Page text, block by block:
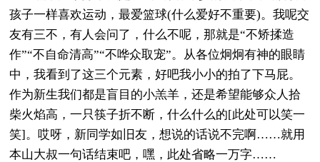
孩子一样喜欢运动，最爱篮球(什么爱好不重要)。我呢交
友有三不，有人会问了，什么不呢，那就是“不矫揉造
作”“不自命清高”“不哗众取宠”。从各位炯炯有神的眼睛
中，我看到了这三个元素，好吧我小小的拍了下马屁。
作为新生我们都是盲目的小羔羊，还是希望能够众人拾
柴火焰高，一只筷子折不断，什么什么的[此处可以笑一
笑]。哎呀，新同学如旧友，想说的话说不完啊……就用
本山大叔一句话结束吧，嘿，此处省略一万字……